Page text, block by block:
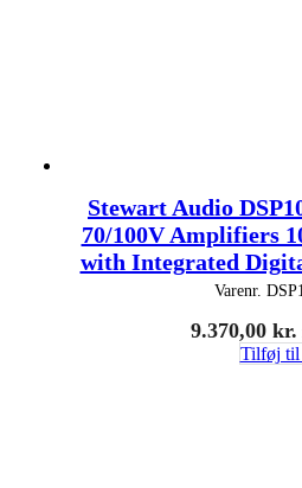
Stewart Audio
70/100V Amplifiers
with Integrated
Varenr.
9.370,00 kr.
Tilføj til